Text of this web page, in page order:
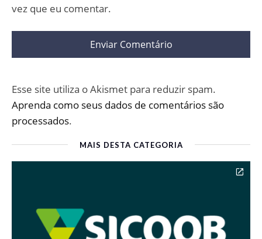
vez que eu comentar.
Esse site utiliza o Akismet para reduzir spam.
Aprenda como seus dados de comentários são
processados.
MAIS DESTA CATEGORIA